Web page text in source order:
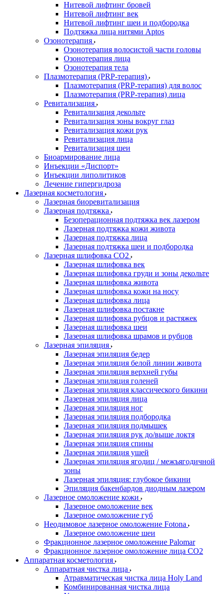
Нитевой лифтинг бровей
Нитевой лифтинг век
Нитевой лифтинг шеи и подбородка
Подтяжка лица нитями Aptos
Озонотерапия
Озонотерапия волосистой части головы
Озонотерапия лица
Озонотерапия тела
Плазмотерапия (PRP-терапия)
Плазмотерапия (PRP-терапия) для волос
Плазмотерапия (PRP-терапия) лица
Ревитализация
Ревитализация декольте
Ревитализация зоны вокруг глаз
Ревитализация кожи рук
Ревитализация лица
Ревитализация шеи
Биоармирование лица
Инъекции «Диспорт»
Инъекции липолитиков
Лечение гипергидроза
Лазерная косметология
Лазерная биоревитализация
Лазерная подтяжка
Безоперационная подтяжка век лазером
Лазерная подтяжка кожи живота
Лазерная подтяжка лица
Лазерная подтяжка шеи и подбородка
Лазерная шлифовка CO2
Лазерная шлифовка век
Лазерная шлифовка груди и зоны декольте
Лазерная шлифовка живота
Лазерная шлифовка кожи на носу
Лазерная шлифовка лица
Лазерная шлифовка постакне
Лазерная шлифовка рубцов и растяжек
Лазерная шлифовка шеи
Лазерная шлифовка шрамов и рубцов
Лазерная эпиляция
Лазерная эпиляция бедер
Лазерная эпиляция белой линии живота
Лазерная эпиляция верхней губы
Лазерная эпиляция голеней
Лазерная эпиляция классического бикини
Лазерная эпиляция лица
Лазерная эпиляция ног
Лазерная эпиляция подбородка
Лазерная эпиляция подмышек
Лазерная эпиляция рук до/выше локтя
Лазерная эпиляция спины
Лазерная эпиляция ушей
Лазерная эпиляция ягодиц / межъягодичной
зоны
Лазерная эпиляция: глубокое бикини
Эпиляция бакенбардов диодным лазером
Лазерное омоложение кожи
Лазерное омоложение век
Лазерное омоложение губ
Неодимовое лазерное омоложение Fotona
Лазерное омоложение шеи
Фракционное лазерное омоложение Palomar
Фракционное лазерное омоложение лица СО2
Аппаратная косметология
Аппаратная чистка лица
Атравматическая чистка лица Holy Land
Комбинированная чистка лица